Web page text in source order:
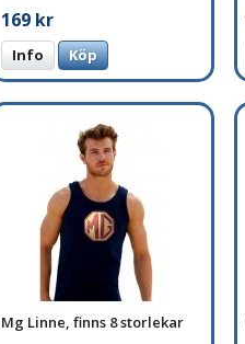
169 kr
Info Köp
Mg Linne, finns 8 storlekar